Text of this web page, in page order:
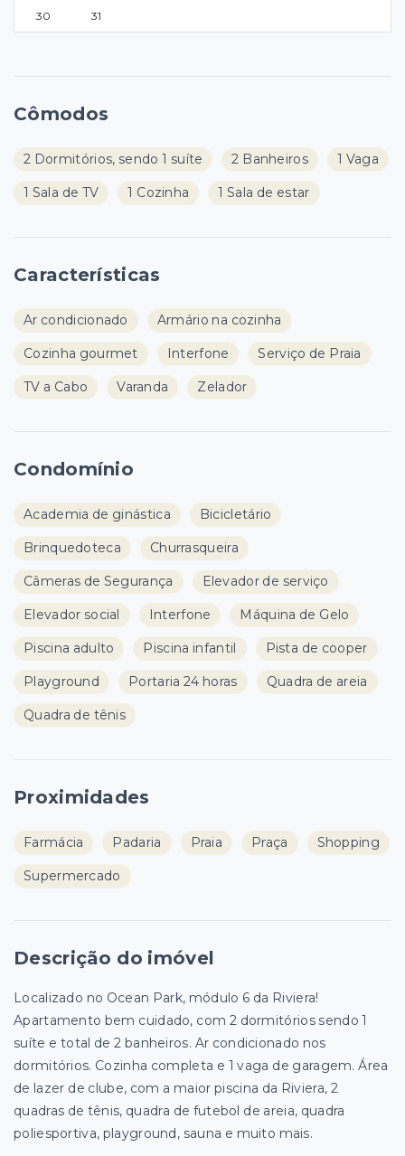
30 31
Cômodos
2 Dormitórios, sendo 1 suíte 2 Banheiros 1 Vaga
1 Sala de TV 1 Cozinha 1 Sala de estar
Características
Ar condicionado Armário na cozinha
Cozinha gourmet Interfone Serviço de Praia
TV a Cabo Varanda Zelador
Condomínio
Academia de ginástica Bicicletário
Brinquedoteca Churrasqueira
Câmeras de Segurança Elevador de serviço
Elevador social Interfone Máquina de Gelo
Piscina adulto Piscina infantil Pista de cooper
Playground Portaria 24 horas Quadra de areia
Quadra de tênis
Proximidades
Farmácia Padaria Praia Praça Shopping
Supermercado
Descrição do imóvel
Localizado no Ocean Park, módulo 6 da Riviera!
Apartamento bem cuidado, com 2 dormitórios sendo 1
suíte e total de 2 banheiros. Ar condicionado nos
dormitórios. Cozinha completa e 1 vaga de garagem. Área
de lazer de clube, com a maior piscina da Riviera, 2
quadras de tênis, quadra de futebol de areia, quadra
poliesportiva, playground, sauna e muito mais.